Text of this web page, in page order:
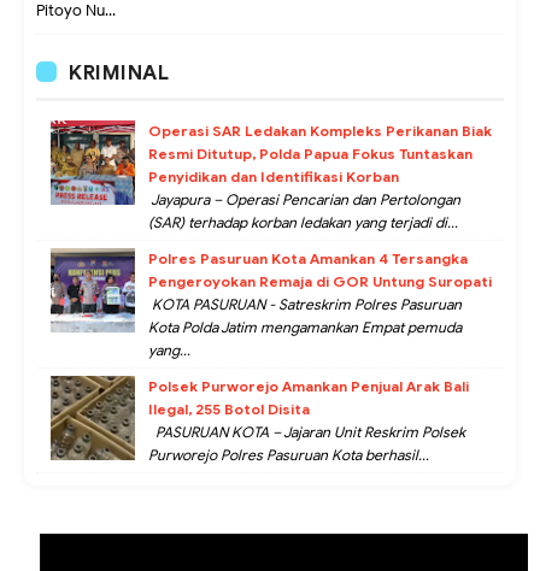
Pitoyo Nu...
KRIMINAL
Operasi SAR Ledakan Kompleks Perikanan Biak
Resmi Ditutup, Polda Papua Fokus Tuntaskan
Penyidikan dan Identifikasi Korban
Jayapura – Operasi Pencarian dan Pertolongan
(SAR) terhadap korban ledakan yang terjadi di...
Polres Pasuruan Kota Amankan 4 Tersangka
Pengeroyokan Remaja di GOR Untung Suropati
KOTA PASURUAN - Satreskrim Polres Pasuruan
Kota Polda Jatim mengamankan Empat pemuda
yang...
Polsek Purworejo Amankan Penjual Arak Bali
Ilegal, 255 Botol Disita
PASURUAN KOTA – Jajaran Unit Reskrim Polsek
Purworejo Polres Pasuruan Kota berhasil...